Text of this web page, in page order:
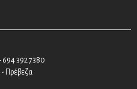
694 392 7380
Πρέβεζα